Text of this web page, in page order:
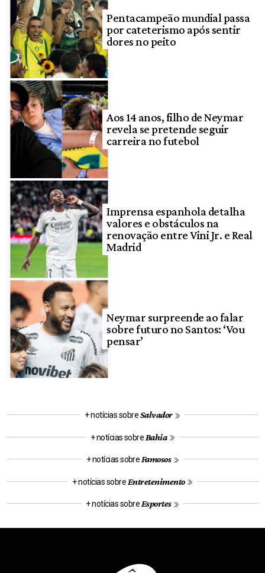
Pentacampeão mundial passa
por cateterismo após sentir
dores no peito
Aos 14 anos, filho de Neymar
revela se pretende seguir
carreira no futebol
Imprensa espanhola detalha
valores e obstáculos na
renovação entre Vini Jr. e Real
Madrid
Neymar surpreende ao falar
sobre futuro no Santos: ‘Vou
pensar’
+ notícias sobreSalvador
+ notícias sobre Bahia
+ notícias sobre Famosos
+ notícias sobre Entretenimento
+ notícias sobre Esportes